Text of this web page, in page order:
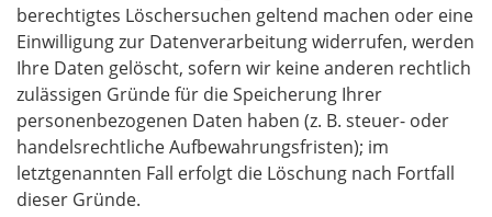
berechtigtes Löschersuchen geltend machen oder eine
Einwilligung zur Datenverarbeitung widerrufen, werden
Ihre Daten gelöscht, sofern wir keine anderen rechtlich
zulässigen Gründe für die Speicherung Ihrer
personenbezogenen Daten haben (z. B. steuer- oder
handelsrechtliche Aufbewahrungsfristen); im
letztgenannten Fall erfolgt die Löschung nach Fortfall
dieser Gründe.